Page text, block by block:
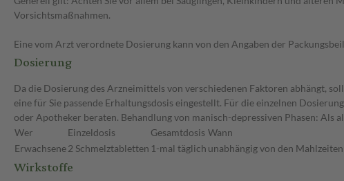
Vorsichtsmaßnahmen.
Eine vom Arzt verordnete Dosierung kann von den Angaben der
Dosierung
Da die Dosierung des Arzneimittels von verschiedenen Faktoren abhängt,
eine für Sie passende Erhaltungsdosis eingestellt. Für die einzelnen
oder Apotheker beraten. Behandlung von manisch-depressiven Phasen: Als
Wer
Einzeldosis Gesamtdosis Wann
Erwachsene2 Schmelztabletten 1-mal täglich unabhängig von den Mahlzeiten
Wirkstoffe